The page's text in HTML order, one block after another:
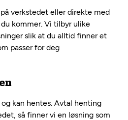
verkstedet eller direkte med
kommer. Vi tilbyr ulike
slik at du alltid finner et
passer for deg
og kan hentes. Avtal henting
så finner vi en løsning som